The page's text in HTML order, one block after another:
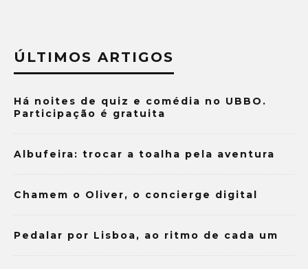
ÚLTIMOS ARTIGOS
Há noites de quiz e comédia no UBBO.
Participação é gratuita
Albufeira: trocar a toalha pela aventura
Chamem o Oliver, o concierge digital
Pedalar por Lisboa, ao ritmo de cada um